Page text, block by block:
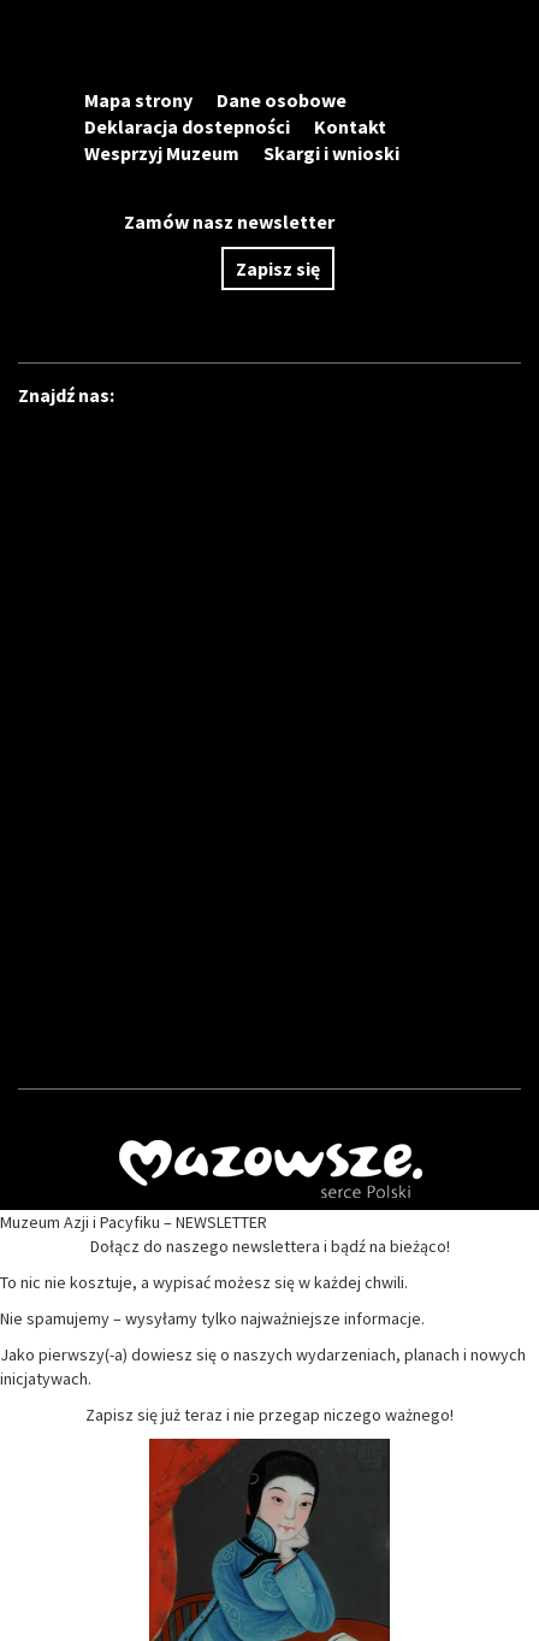
Mapa strony
Dane osobowe
Deklaracja dostepności
Kontakt
Wesprzyj Muzeum
Skargi i wnioski
Zamów nasz newsletter
Zapisz się
Znajdź nas:
Muzeum Azji i Pacyfiku – NEWSLETTER
Dołącz do naszego newslettera i bądź na bieżąco!
To nic nie kosztuje, a wypisać możesz się w każdej chwili.
Nie spamujemy – wysyłamy tylko najważniejsze informacje.
Jako pierwszy(-a) dowiesz się o naszych wydarzeniach, planach i nowych
inicjatywach.
Zapisz się już teraz i nie przegap niczego ważnego!